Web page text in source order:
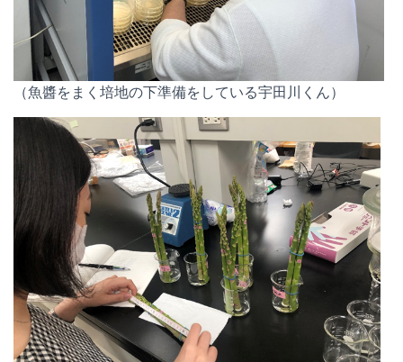
（魚醬をまく培地の下準備をしている宇田川くん）